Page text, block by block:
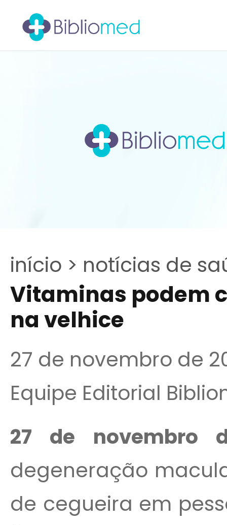
início > notícias de
Vitaminas podem
na velhice
27 de novembro de
Equipe Editorial
27 de novembro
degeneração
de cegueira em